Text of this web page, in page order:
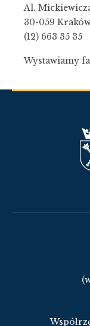
Al.
30-059
(12) 663 35 35
Wystawiamy